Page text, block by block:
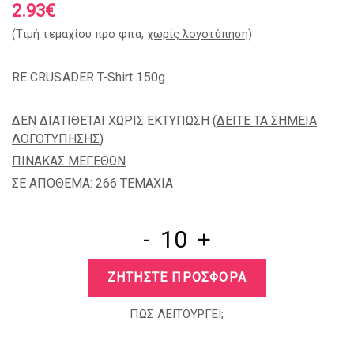
2.93€
(Tιμή τεμαχίου προ φπα, χωρίς λογοτύπηση)
RE CRUSADER T-Shirt 150g
ΔΕΝ ΔΙΑΤΙΘΕΤΑΙ ΧΩΡΙΣ ΕΚΤΥΠΩΣΗ (ΔΕΙΤΕ ΤΑ ΣΗΜΕΙΑ
ΛΟΓΟΤΥΠΗΣΗΣ)
ΠΙΝΑΚΑΣ ΜΕΓΕΘΩΝ
ΣΕ ΑΠΟΘΕΜΑ: 266 TEMAXIA
- +
ΖΗΤΗΣΤΕ ΠΡΟΣΦΟΡΑ
ΠΩΣ ΛΕΙΤΟΥΡΓΕΙ;